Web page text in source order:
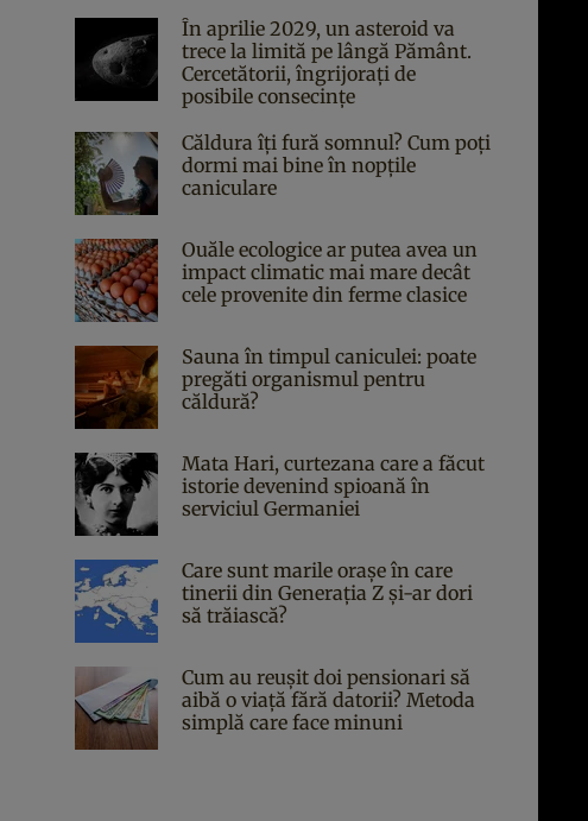
În aprilie 2029, un asteroid va
trece la limită pe lângă Pământ.
Cercetătorii, îngrijorați de
posibile consecințe
Căldura îți fură somnul? Cum poți
dormi mai bine în nopțile
caniculare
Ouăle ecologice ar putea avea un
impact climatic mai mare decât
cele provenite din ferme clasice
Sauna în timpul caniculei: poate
pregăti organismul pentru
căldură?
Mata Hari, curtezana care a făcut
istorie devenind spioană în
serviciul Germaniei
Care sunt marile orașe în care
tinerii din Generația Z și-ar dori
să trăiască?
Cum au reușit doi pensionari să
aibă o viață fără datorii? Metoda
simplă care face minuni